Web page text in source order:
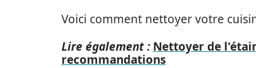
Voici comment nettoyer votre
Lire également : Nettoyer de
recommandations